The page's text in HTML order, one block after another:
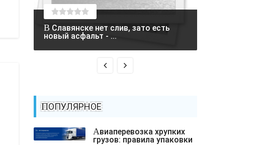
В Славянске нет слив, зато есть
новый асфальт - ...
ПОПУЛЯРНОЕ
Авиаперевозка хрупких
грузов: правила упаковки